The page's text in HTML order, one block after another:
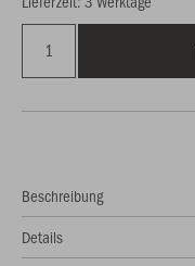
Beschreibung
Details